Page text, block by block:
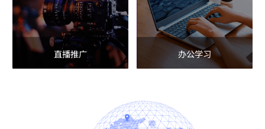
直播推广 办公学习